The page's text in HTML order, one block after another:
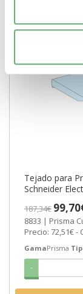
Tejado para
Schneider
187,34€
8833 | Prisma
Precio: 72,51€ -
GamaPrisma
-